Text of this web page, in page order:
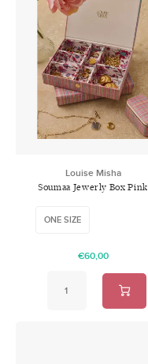
Louise Misha
Soumaa Jewerly Box Pink
ONE SIZE
€60,00